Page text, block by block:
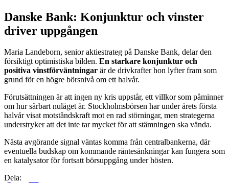
Danske Bank: Konjunktur och vinster
driver uppgången
Maria Landeborn, senior aktiestrateg på Danske Bank, delar den
försiktigt optimistiska bilden. En starkare konjunktur och
positiva vinstförväntningar är de drivkrafter hon lyfter fram som
grund för en högre börsnivå om ett halvår.
Förutsättningen är att ingen ny kris uppstår, ett villkor som påminner
om hur sårbart nuläget är. Stockholmsbörsen har under årets första
halvår visat motståndskraft mot en rad störningar, men strategerna
understryker att det inte tar mycket för att stämningen ska vända.
Nästa avgörande signal väntas komma från centralbankerna, där
eventuella budskap om kommande räntesänkningar kan fungera som
en katalysator för fortsatt börsuppgång under hösten.
Dela: